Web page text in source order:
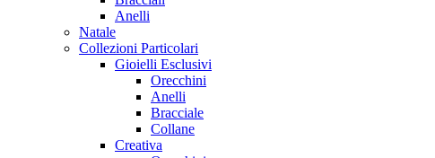
Anelli
Natale
Collezioni Particolari
Gioielli Esclusivi
Orecchini
Anelli
Bracciale
Collane
Creativa